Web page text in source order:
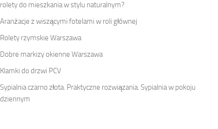
rolety do mieszkania w stylu naturalnym?
Aranżacje z wiszącymi fotelami w roli głównej
Rolety rzymskie Warszawa
Dobre markizy okienne Warszawa
Klamki do drzwi PCV
Sypialnia czarno złota. Praktyczne rozwiązania. Sypialnia w pokoju
dziennym